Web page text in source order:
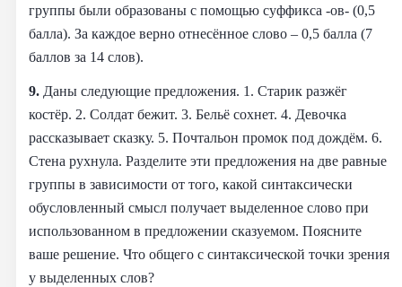
группы были образованы с помощью суффикса -ов- (0,5
балла). За каждое верно отнесённое слово – 0,5 балла (7
баллов за 14 слов).
9. Даны следующие предложения. 1. Старик разжёг
костёр. 2. Солдат бежит. 3. Бельё сохнет. 4. Девочка
рассказывает сказку. 5. Почтальон промок под дождём. 6.
Стена рухнула. Разделите эти предложения на две равные
группы в зависимости от того, какой синтаксически
обусловленный смысл получает выделенное слово при
использованном в предложении сказуемом. Поясните
ваше решение. Что общего с синтаксической точки зрения
у выделенных слов?